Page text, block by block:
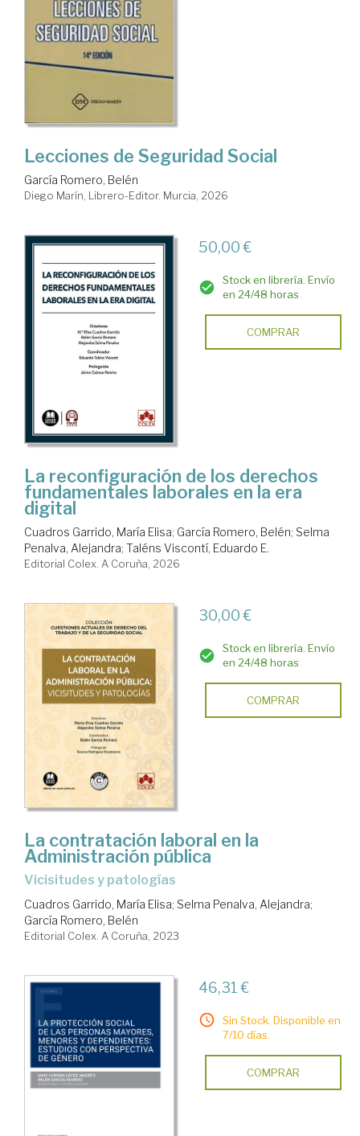
Lecciones de Seguridad Social
García Romero, Belén
Diego Marín, Librero-Editor. Murcia, 2026
50,00 €
Stock en librería. Envío
en 24/48 horas
COMPRAR
La reconfiguración de los derechos
fundamentales laborales en la era
digital
Cuadros Garrido, María Elisa; García Romero, Belén; Selma
Penalva, Alejandra; Taléns Viscontí, Eduardo E.
Editorial Colex. A Coruña, 2026
30,00 €
Stock en librería. Envío
en 24/48 horas
COMPRAR
La contratación laboral en la
Administración pública
vicisitudes y patologías
Cuadros Garrido, María Elisa; Selma Penalva, Alejandra;
García Romero, Belén
Editorial Colex. A Coruña, 2023
46,31 €
Sin Stock. Disponible en
7/10 días.
COMPRAR